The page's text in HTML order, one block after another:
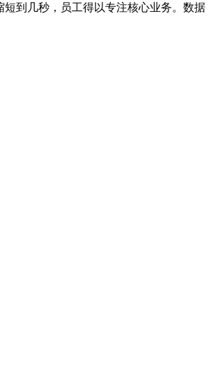
到几秒，员工得以专注核心业务。数据